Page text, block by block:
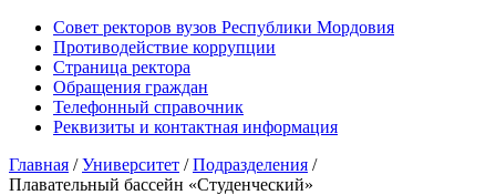
Совет ректоров вузов Республики Мордовия
Противодействие коррупции
Страница ректора
Обращения граждан
Телефонный справочник
Реквизиты и контактная информация
Главная /Университет /Подразделения /
Плавательный бассейн «Студенческий»